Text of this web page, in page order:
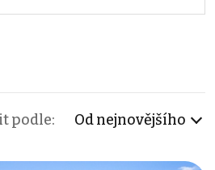
podle: Od nejnovějšího